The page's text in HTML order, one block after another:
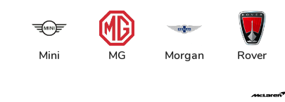
Mini MG Morgan Rover